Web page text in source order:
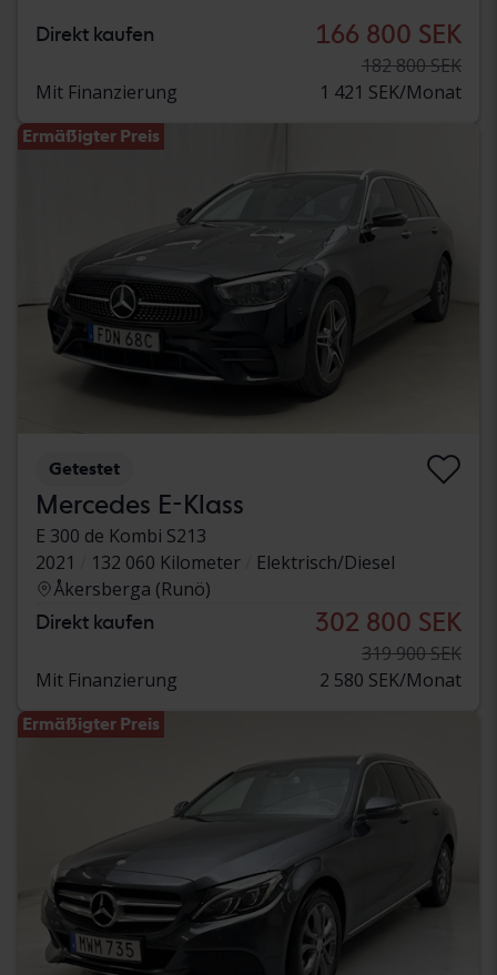
Direkt kaufen 166 800 SEK
182 800 SEK
Mit Finanzierung
1 421 SEK/Monat
Ermäßigter Preis
Getestet
Mercedes E-Klass
E 300 de Kombi S213
2021
132 060 Kilometer
Elektrisch/Diesel
Åkersberga (Runö)
Direkt kaufen 302 800 SEK
319 900 SEK
Mit Finanzierung
2 580 SEK/Monat
Ermäßigter Preis